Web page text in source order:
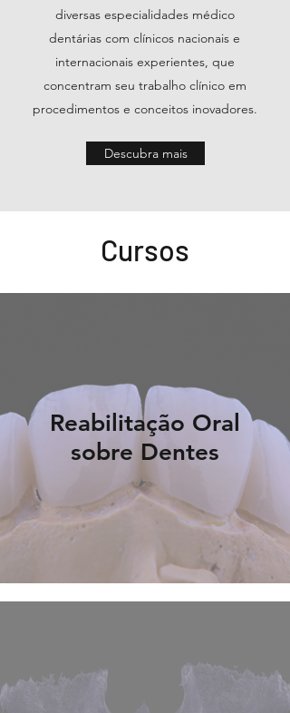
diversas especialidades médico
dentárias com clínicos nacionais e
internacionais experientes, que
concentram seu trabalho clínico em
procedimentos e conceitos inovadores.
Descubra mais
Cursos
Reabilitação Oral
sobre Dentes